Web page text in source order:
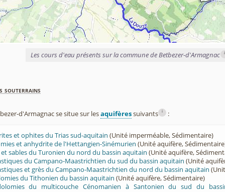
Les cours d'eau présents sur la commune de Betbezer-d'Armagnac i
souterrains
d'Armagnac se situe sur lesaquifèressuivants i :
et ophites du Trias sud-aquitain (Unité imperméable, Sédimentaire)
et anhydrite de l'Hettangien-Sinémurien (Unité aquifère,
et sables du Turonien du nord du bassin aquitain (Unité aquifère,
du Campano-Maastrichtien du sud du bassin aquitain (Unité
et grès du Campano-Maastrichtien du nord du bassin aquitain
du Tithonien du bassin aquitain (Unité aquifère, Sédimentaire)
du multicouche Cénomanien à Santonien du sud du